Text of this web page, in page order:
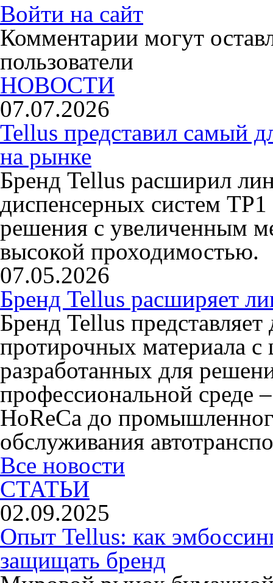
Войти на сайт
Комментарии могут
пользователи
НОВОСТИ
07.07.2026
Tellus представил самый
на рынке
Бренд Tellus расширил
диспенсерных систем
решения с увеличенным
высокой проходимостью.
07.05.2026
Бренд Tellus расширяет
Бренд Tellus
протирочных материала
разработанных для
профессиональной среде
HoReCa до
обслуживания
Все новости
СТАТЬИ
02.09.2025
Опыт Tellus: как
защищать бренд